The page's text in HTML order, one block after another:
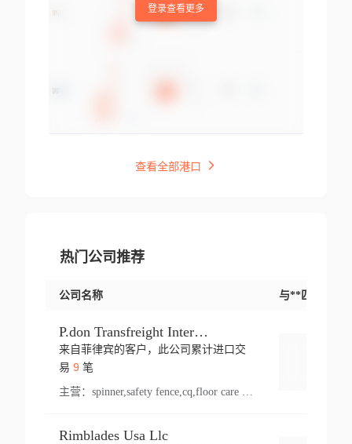
登录查看更多
查看全部港口
热门公司推荐
公司名称 与**匹配交易
P.don Transfreight International
来自菲律宾的客户，此公司累计进口交
易 9 笔
主营：
Rimblades Usa Llc